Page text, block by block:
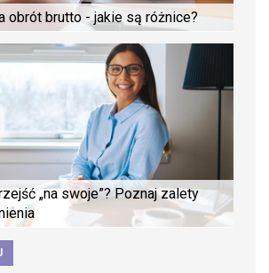
obrót brutto - jakie są różnice?
„na swoje”? Poznaj zalety